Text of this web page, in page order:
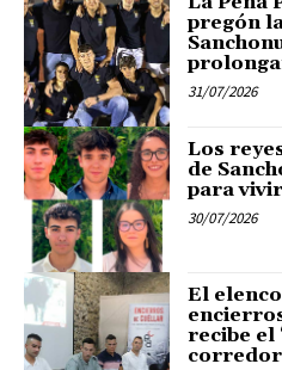
pregón
31/07/2026
Los
de
para
30/07/2026
El
recibe el